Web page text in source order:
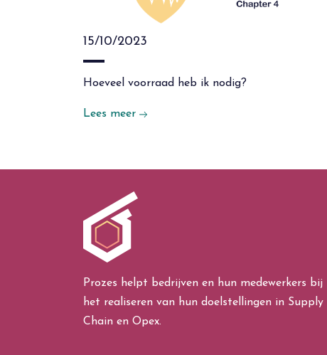
15/10/2023
Hoeveel voorraad heb ik nodig?
Lees meer
Prozes helpt bedrijven en hun medewerkers bij
het realiseren van hun doelstellingen in Supply
Chain en Opex.